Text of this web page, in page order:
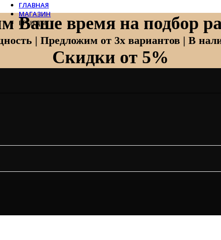
Ваше время на подбор
| Предложим от 3х вариантов | В
Скидки от 5%
ГЛАВНАЯ
МАГАЗИН
БРЕНДЫ
Zehnder
Zehnder Charleston
Loten
Mitsubishi Electric
Systemair